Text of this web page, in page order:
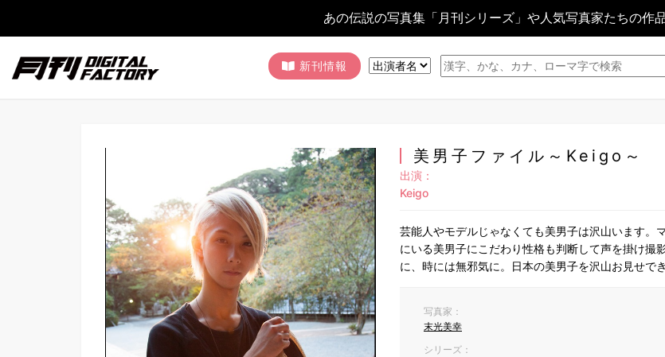
あの伝説の写真集「月刊シリーズ」や人気写真家たちの作
新刊情報
美男子ファイル～Keigo～
出演：
Keigo
芸能人やモデルじゃなくても美男子は沢山います。
にいる美男子にこだわり性格も判断して声を掛け撮
に、時には無邪気に。日本の美男子を沢山お見せで
写真家：
末光美幸
シリーズ：